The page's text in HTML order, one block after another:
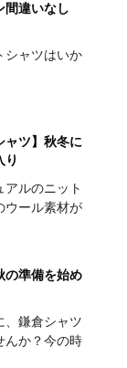
間違いなし
シャツはいか
ャツ】秋冬に
り
ルのニット
ウール素材が
の準備を始め
、鎌倉シャツ
んか？今の時